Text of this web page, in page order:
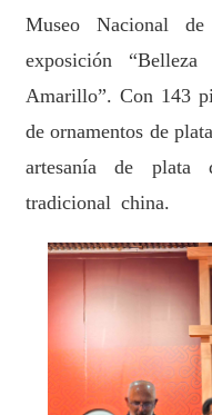
Museo Nacional
exposición
Amarillo”. Con 143
de ornamentos de
artesanía de
tradicional china.